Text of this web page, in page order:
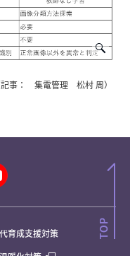
記事： 集電管理 松村 周）
育成支援対策